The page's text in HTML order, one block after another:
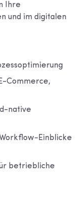
Ihre
und im digitalen
Commerce,
native
Einblicke
betriebliche